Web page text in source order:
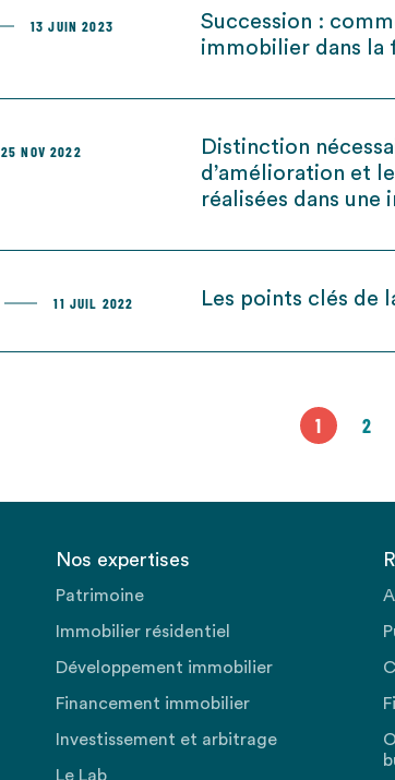
13 JUIN 2023
Succession :
immobilier dans la
25 NOV 2022
Distinction
d’amélioration et
réalisées dans une
11 JUIL 2022 Les points clés de
1 2
Nos expertises
Patrimoine
Immobilier résidentiel
Développement immobilier
Financement immobilier
Investissement et arbitrage
Le Lab